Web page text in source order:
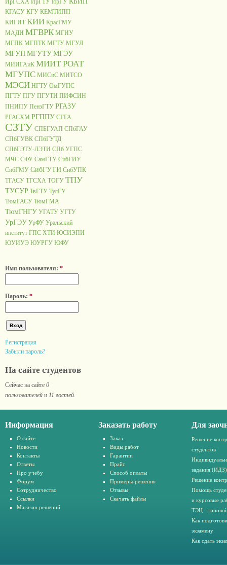
ИрГСХА ИрГТУ ИрГУ
КГАСУ КГУ КЕМТИПП
КИГИТ КИИ КрасГМУ
МАДИ МГВРК МГИУ
МГПК МГПТК МГТУ МГУЛ
МГУПМГУТУМГЭУ
МИИГАиК МИИТ РОАТ
МГУПС МИСиС МИТСО
МЭСИ НГТУ ОмГУПС
ПГТУ ПГУ ПГУТИ ПИФСИН
ПНИПУ ПензГТУ РГАЗУ
РГАСХМ РГППУ СГГА
СЗТУ СПБГУАП СПбГАУ
СПбГУВК СПбГУТД
СПбГЭТУ-ЛЭТИ СПб УГПС
МЧС СФУ СамГТУ СибГИУ
СибГМУ СибГУТИ СибУПК
ТГАСУ ТГСХА ТОГУ ТПУ
ТУСУР ТвГТУ ТулГУ
ТюмГАСУ ТюмГМА
ТюмГНГУ УГАТУ УГТУ
УрГЭУ УрФУ Уральский
институт ГПС ХТИ ЮСИЭПИ
ЮУИУЭ ЮУРГУ ЮФУ
Имя пользователя: *
Пароль: *
Регистрация
Забыли пароль?
На сайте студентов
Сейчас на сайте 0
пользователей и 11 гостей
Информация
О сайте
Новости
Контакты
Ответы
Про учебу
Форум
Сотрудничество
Ссылки
Магазин решений
Заказать работу
Заказ
Виды работ
Гарантии
Прайс
Способ оплаты
Примеры-решения
Отзывы
Скачать файлы
Для
Решение
студентов
задания (ИДЗ)
Решение
Помощь
и курсовые
ТЭЦ -
Как
экзамену
Как сдать